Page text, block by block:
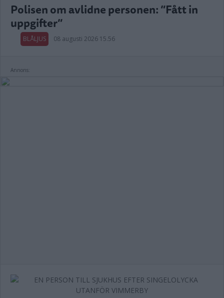
Polisen om avlidne personen: ”Fått in
uppgifter”
BLÅLJUS 08 augusti 2026 15.56
Annons: